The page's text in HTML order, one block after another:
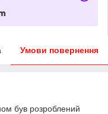
Умови повернення
був розроблений